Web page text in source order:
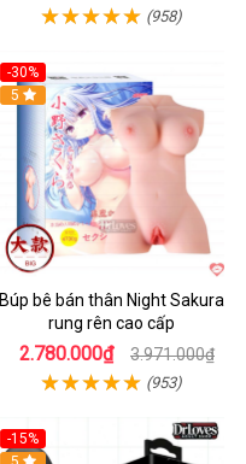
(958)
-30%
Hot
5
Búp bê bán thân Night Sakura
rung rên cao cấp
2.780.000₫ 3.971.000₫
(953)
-15%